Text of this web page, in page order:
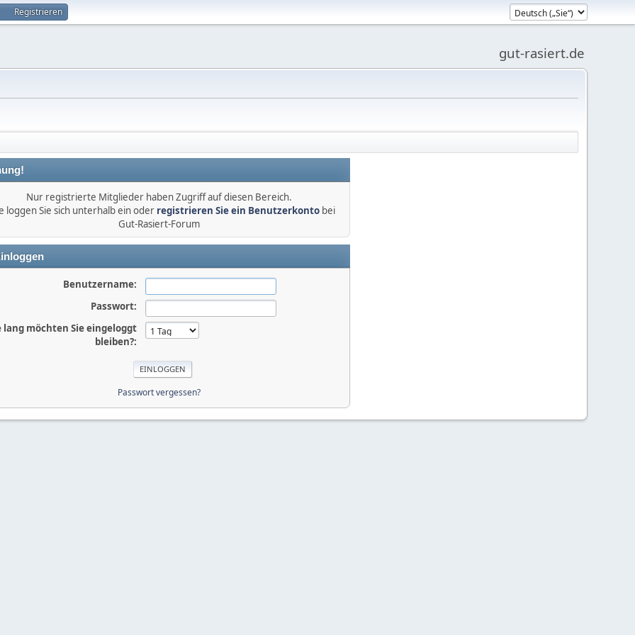
Registrieren
gut-rasiert.de
Nur registrierte Mitglieder haben Zugriff auf diesen Bereich.
loggen Sie sich unterhalb ein oder registrieren Sie ein Benutzerkontobei
Gut-Rasiert-Forum
Benutzername:
Passwort:
lang möchten Sie eingeloggt
bleiben?:
Passwort vergessen?